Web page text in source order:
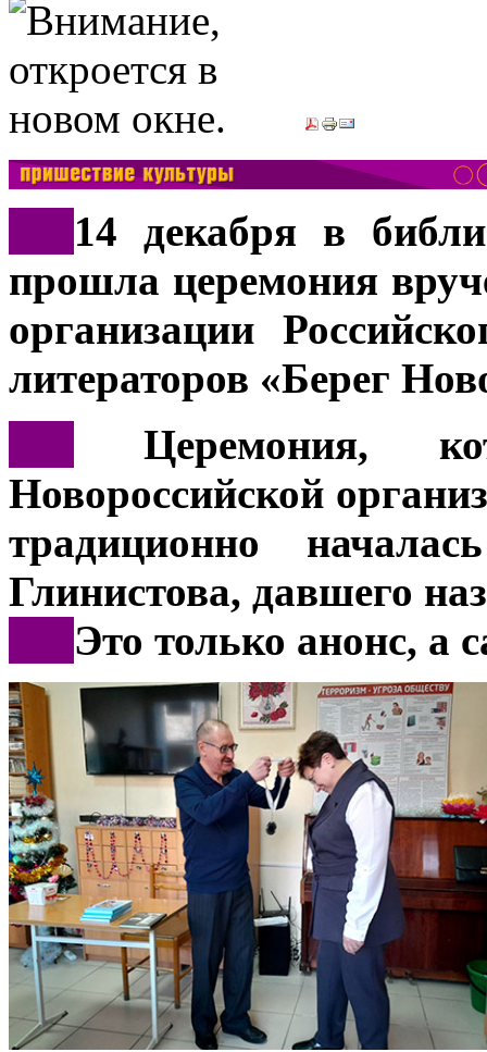
14 декабря в
прошла церемония
организации
литераторов «Берег
Церемония,
Новороссийской
традиционно
Глинистова, давшего
Это только анонс, а